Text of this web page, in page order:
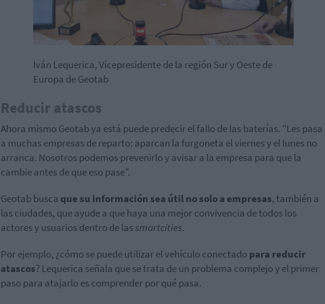
Iván Lequerica, Vicepresidente de la región Sur y Oeste de
Europa de Geotab
Reducir atascos
Ahora mismo Geotab ya está puede predecir el fallo de las baterías. "Les pasa
a muchas empresas de reparto: aparcan la furgoneta el viernes y el lunes no
arranca. Nosotros podemos prevenirlo y avisar a la empresa para que la
cambie antes de que eso pase".
Geotab busca que su información sea útil no solo a empresas, también a
las ciudades, que ayude a que haya una mejor convivencia de todos los
actores y usuarios dentro de lassmartcities.
Por ejemplo, ¿cómo se puede utilizar el vehículo conectado para reducir
atascos? Lequerica señala que se trata de un problema complejo y el primer
paso para atajarlo es comprender por qué pasa.